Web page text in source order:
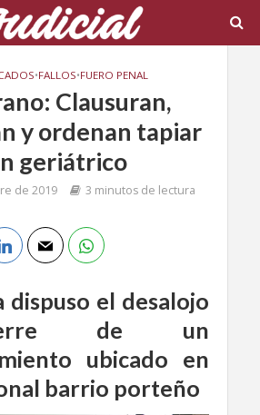
•FALLOS•FUERO PENAL
Clausuran,
y ordenan tapiar
geriátrico
de 2019 3 minutos de lectura
dispuso el desalojo
de un
ubicado en
barrio porteño